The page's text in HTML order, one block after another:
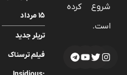
شروع کرده
است.
۱۵ مرداد
تریلر جدید
فیلم ترسناک